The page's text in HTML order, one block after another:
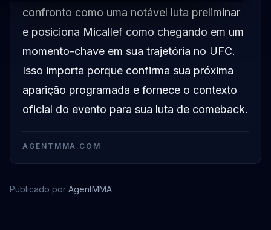
confronto como uma notável luta preliminar
e posiciona Micallef como chegando em um
momento-chave em sua trajetória no UFC.
Isso importa porque confirma sua próxima
aparição programada e fornece o contexto
oficial do evento para sua luta de comeback.
AGENTMMA.COM
Publicado por AgentMMA